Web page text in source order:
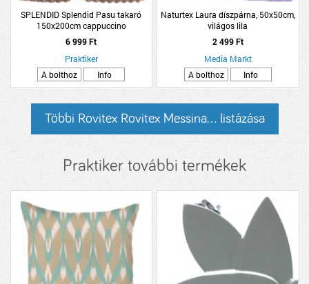
SPLENDID Splendid Pasu takaró
150x200cm cappuccino
6 999 Ft
Praktiker
A bolthoz
Info
Naturtex Laura díszpárna, 50x50cm,
világos lila
2 499 Ft
Media Markt
A bolthoz
Info
Többi Rovitex Rovitex Messina... listázása
Praktiker további termékek